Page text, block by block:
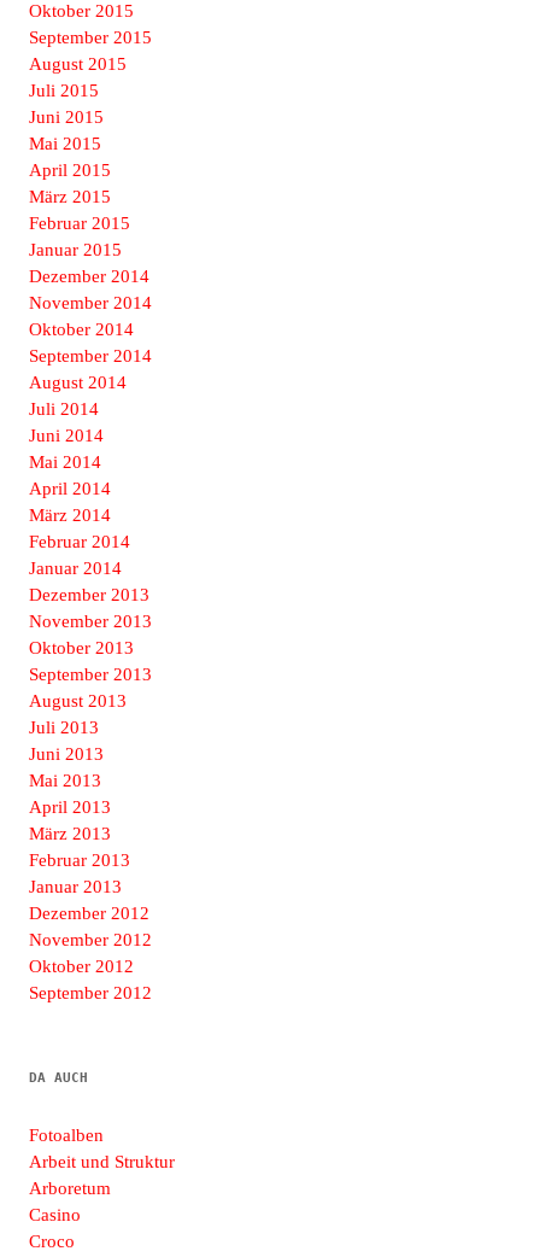
Oktober 2015
September 2015
August 2015
Juli 2015
Juni 2015
Mai 2015
April 2015
März 2015
Februar 2015
Januar 2015
Dezember 2014
November 2014
Oktober 2014
September 2014
August 2014
Juli 2014
Juni 2014
Mai 2014
April 2014
März 2014
Februar 2014
Januar 2014
Dezember 2013
November 2013
Oktober 2013
September 2013
August 2013
Juli 2013
Juni 2013
Mai 2013
April 2013
März 2013
Februar 2013
Januar 2013
Dezember 2012
November 2012
Oktober 2012
September 2012
DA AUCH
Fotoalben
Arbeit und Struktur
Arboretum
Casino
Croco